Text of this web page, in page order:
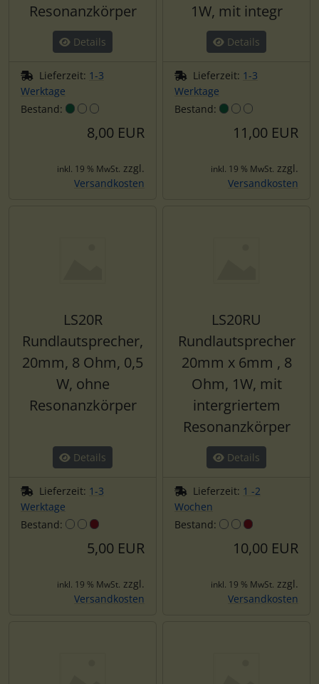
Resonanzkörper
Details
Lieferzeit: 1-3
Werktage
Bestand:
8,00 EUR
inkl. 19 % MwSt. zzgl.
Versandkosten
1W, mit integr
Details
Lieferzeit: 1-3
Werktage
Bestand:
11,00 EUR
inkl. 19 % MwSt. zzgl.
Versandkosten
LS20R
Rundlautsprecher,
20mm, 8 Ohm, 0,5
W, ohne
Resonanzkörper
Details
Lieferzeit: 1-3
Werktage
Bestand:
5,00 EUR
inkl. 19 % MwSt. zzgl.
Versandkosten
LS20RU
Rundlautsprecher
20mm x 6mm , 8
Ohm, 1W, mit
intergriertem
Resonanzkörper
Details
Lieferzeit: 1 -2
Wochen
Bestand:
10,00 EUR
inkl. 19 % MwSt. zzgl.
Versandkosten